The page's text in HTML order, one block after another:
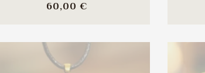
60,00 €